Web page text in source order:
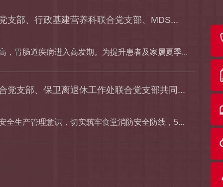
支部、行政基建营养科联合党支部、MDS...
，胃肠道疾病进入高发期。为提升患者及家属夏季...
党支部、保卫离退休工作处联合党支部共同...
全生产管理意识，切实筑牢食堂消防安全防线，5...